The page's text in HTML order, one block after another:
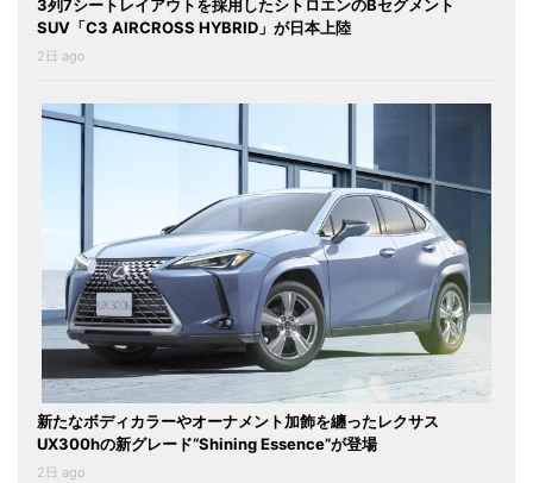
3列7シートレイアウトを採用したシトロエンのBセグメント
SUV「C3 AIRCROSS HYBRID」が日本上陸
2日 ago
新たなボディカラーやオーナメント加飾を纏ったレクサス
UX300hの新グレード“Shining Essence”が登場
2日 ago